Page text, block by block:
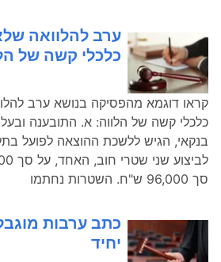
ערב להלוואה
כלכלי קשה של
קראו דוגמא מהפסיקה בנושא ערב
בנקאי, הגיש ללשכת ההוצאה לפועל
סך 96,000 ש"ח. השטרות נחתמו
כתב ערבות
יחיד